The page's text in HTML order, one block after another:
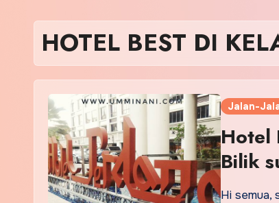
HOTEL BEST DI
Jalan-
Hotel
Bilik
Hi semua,